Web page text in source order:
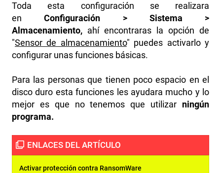
Toda esta configuración se realizara
enConfiguración > Sistema >
Almacenamiento, ahí encontraras la opción de
"Sensor de almacenamiento" puedes activarlo y
configurar unas funciones básicas.
Para las personas que tienen poco espacio en el
disco duro esta funciones les ayudara mucho y lo
mejor es que no tenemos que utilizar ningún
programa.
Activar protección contra RansomWare